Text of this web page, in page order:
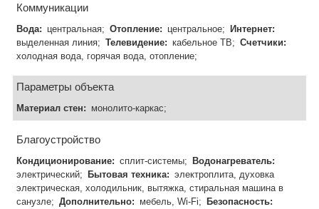
Коммуникации
Вода: центральная; Отопление: центральное;
Интернет:
выделенная линия; Телевидение: кабельное ТВ; Счетчики:
холодная вода, горячая вода, отопление;
Параметры объекта
Материал стен: монолито-каркас;
Благоустройство
Кондиционирование: сплит-системы;
Водонагреватель:
электрический;
Бытовая техника: электроплита, духовка
электрическая, холодильник, вытяжка, стиральная машина в
санузле; Дополнительно: мебель, Wi-Fi;
Безопасность: